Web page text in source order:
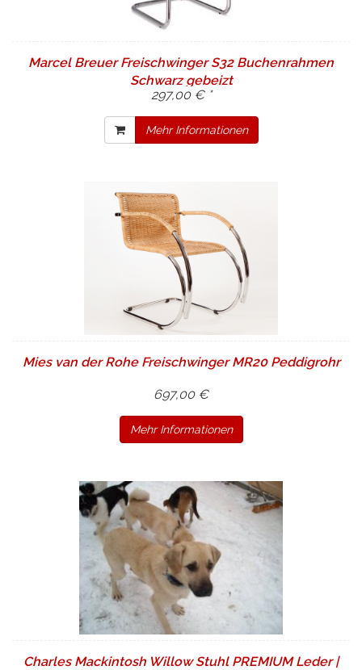
Marcel Breuer Freischwinger S32 Buchenrahmen
Schwarz gebeizt
297,00 € *
Mehr Informationen
Mies van der Rohe Freischwinger MR20 Peddigrohr
697,00 €
Mehr Informationen
Charles Mackintosh Willow Stuhl PREMIUM Leder |